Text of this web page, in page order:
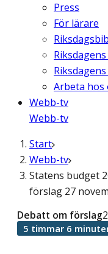
Press
För lärare
Arbeta hos
Webb-tv
Webb-tv
Start
Webb-tv
Statens budget
förslag 27
Debatt om förslag
5 timmar 6